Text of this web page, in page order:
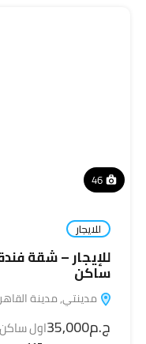
46
للايجار
للإيجار – شقة
ساكن
مدينتي, مدينة القاهرة
ج.م35,000 اول